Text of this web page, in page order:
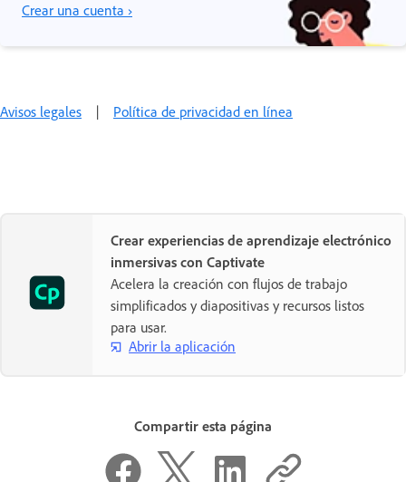
Crear una cuenta ›
Avisos legales | Política de privacidad en línea
Crear experiencias de aprendizaje electrónico
inmersivas con Captivate
Acelera la creación con flujos de trabajo
simplificados y diapositivas y recursos listos
para usar.
Abrir la aplicación
Compartir esta página